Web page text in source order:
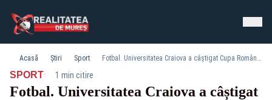
Acasă Știri Sport Fotbal. Universitatea Craiova a câștigat Cupa României la loviturile de departajare
SPORT· 1 min citire
Fotbal. Universitatea Craiova a câștigat